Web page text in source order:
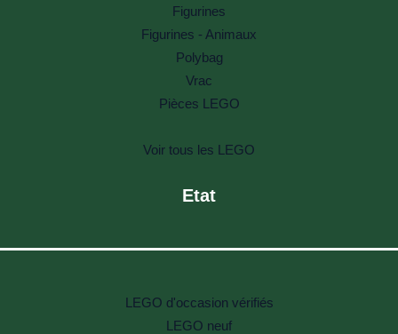
Figurines
Figurines - Animaux
Polybag
Vrac
Pièces LEGO
Voir tous les LEGO
Etat
LEGO d'occasion vérifiés
LEGO neuf